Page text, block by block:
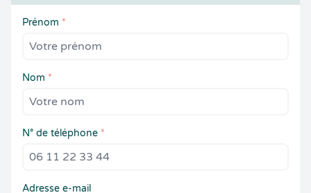
Prénom *
Nom *
N° de téléphone *
Adresse e-mail